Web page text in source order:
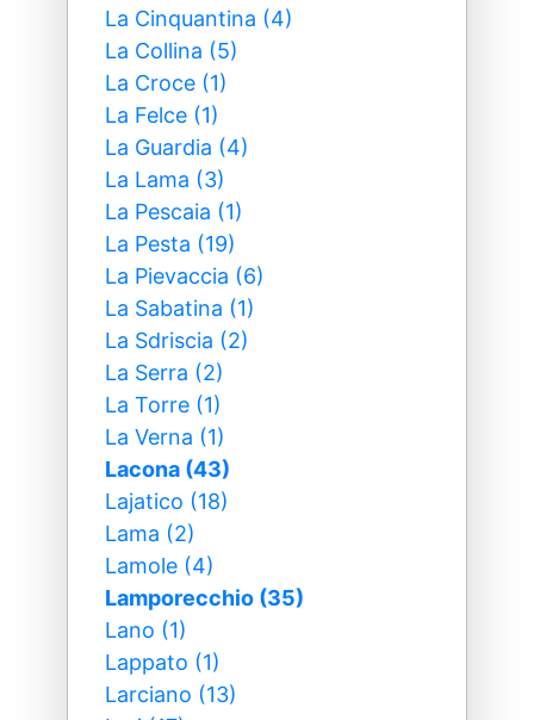
La Cinquantina (4)
La Collina (5)
La Croce (1)
La Felce (1)
La Guardia (4)
La Lama (3)
La Pescaia (1)
La Pesta (19)
La Pievaccia (6)
La Sabatina (1)
La Sdriscia (2)
La Serra (2)
La Torre (1)
La Verna (1)
Lacona (43)
Lajatico (18)
Lama (2)
Lamole (4)
Lamporecchio (35)
Lano (1)
Lappato (1)
Larciano (13)